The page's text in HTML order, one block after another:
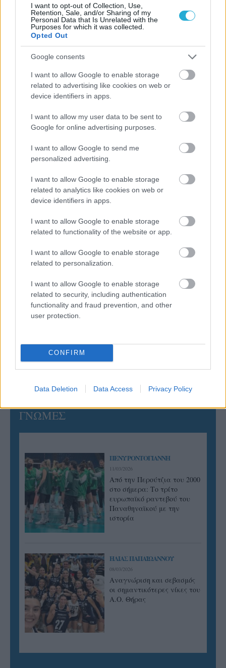
I want to opt-out of Collection, Use,
Retention, Sale, and/or Sharing of my
Personal Data that Is Unrelated with the
Purposes for which it was collected.
Opted Out
Google consents
I want to allow Google to enable storage
related to advertising like cookies on web or
device identifiers in apps.
I want to allow my user data to be sent to
Google for online advertising purposes.
I want to allow Google to send me
personalized advertising.
I want to allow Google to enable storage
related to analytics like cookies on web or
device identifiers in apps.
I want to allow Google to enable storage
related to functionality of the website or app.
I want to allow Google to enable storage
related to personalization.
I want to allow Google to enable storage
related to security, including authentication
functionality and fraud prevention, and other
user protection.
CONFIRM
Data Deletion Data Access Privacy Policy
ΡΟΗ ΕΙΔΗΣΕΩΝ
Το πάλεψε μέχρι τέλους η Εθνική γυναικών κόντρα
στην Ιταλία Β’
06/08/2026
Η FIVB σχεδιάζει να διοργανώσει το Παγκόσμιο
Πρωτάθλημα τον Δεκέμβριο – Αντιδρούν οι σύλλογοι
06/08/2026
Έτοιμη για… υψηλές πτήσεις η Μπενφίκα του Ψάρρα
με τον «Ιπτάμενο Ολλανδό» Βίλτενμπουργκ
05/08/2026
Ουρμπίνο
05/08/2026
Προς στρατηγική συνεργασία ΠΑΣΑΠΠ και
Πανεπιστημίου Πατρών
Πρώτο δυνατό τεστ της Εθνικής Γυναικών επί ιταλικού
εδάφους με Σουηδία
ΓΝΩΜΕΣ
ΠΕΝΥ ΡΟΝΤΟΓΙΑΝΝΗ
11/03/2026
Από την Περούτζια του 2000
στο σήμερα: Tο τρίτο
ευρωπαϊκό ραντεβού του
Παναθηναϊκού με την
ιστορία
ΗΛΙΑΣ ΠΑΠΑΪΩΑΝΝΟΥ
08/03/2026
Αναγνώριση και σεβασμός
οι σημαντικότερες νίκες του
Α.Ο. Θήρας